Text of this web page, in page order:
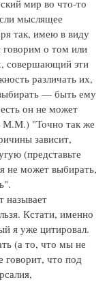
мир во что-то
мыслящее
так, имею в виду
говорим о том или
совершающий эти
различать их,
— быть ему
он не может
М.М.) "Точно так же
зависит,
(представьте
может выбирать,
называет
Кстати, именно
я уже цитировал.
(а то, что мы не
говорит, что под